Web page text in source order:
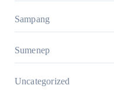
Sampang
Sumenep
Uncategorized